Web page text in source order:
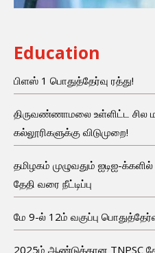
Education
பிளஸ் 1 பொதுத்தேர்வு ரத்து!
திருவண்ணாமலை உள்ளிட்ட சில
கல்லூரிகளுக்கு விடுமுறை!
தமிழகம் முழுவதும் ஐடிஐ-
தேதி வரை நீட்டிப்பு
மே 9-ல் 12ம் வகுப்பு
2025ம் ஆண்டுக்கான TNPSC